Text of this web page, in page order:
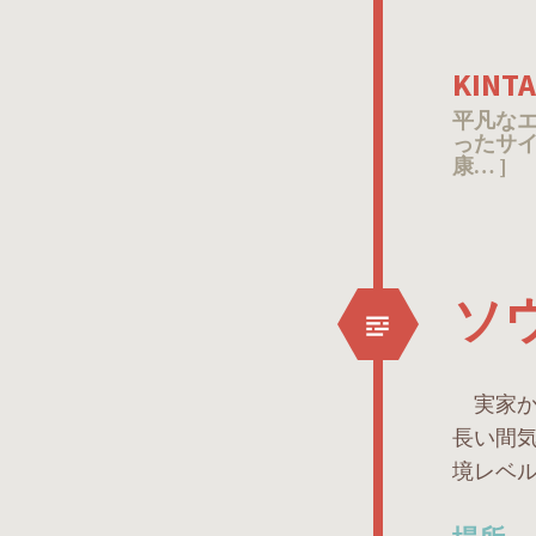
平凡な
ったサ
康… ]
ソ
実家
長い間
境レベ